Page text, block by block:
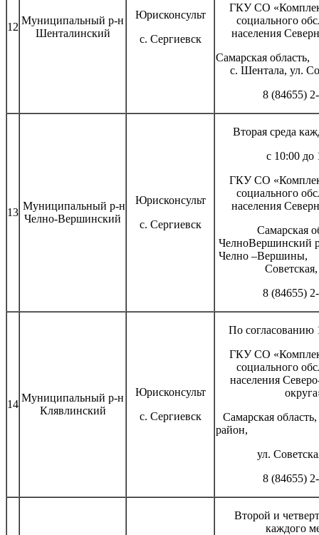
12
Муниципальный р-н
Шенталинский
Юрисконсульт
с. Сергиевск
ГКУ СО
социального
населения
Самарская
с. Шентала, ул.
8 (84655)
13
Муниципальный р-н
Челно-Вершинский
Юрисконсульт
с. Сергиевск
Вторая среда
с 10:00 до
ГКУ СО
социального
населения
Самарская
Челно
8 (84655)
14
Муниципальный р-н
Клявлинский
Юрисконсульт
с. Сергиевск
По согласованию
ГКУ СО
социального
населения
Самарская
район, с.
ул.
8 (84655)
Второй и
каждого